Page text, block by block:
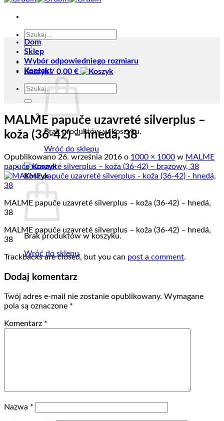
Szukaj:
Koszyk / 0,00 €
Brak produktów w koszyku.
Wróć do sklepu
Koszyk
Brak produktów w koszyku.
Wróć do sklepu
Dom
Sklep
Wybór odpowiedniego rozmiaru
Kontakt
Szukaj:
MALME papuče uzavreté silverplus –
koža (36-42) – hnedá, 38
Opublikowano 26. września 2016 o 1000 × 1000 w MALME
papuče uzavreté silverplus – koža (36-42) – brązowy, 38
MALME papuče uzavreté silverplus – koža (36-42) – hnedá,
38
MALME papuče uzavreté silverplus – koža (36-42) – hnedá,
38
Trackbacks are closed, but you can post a comment.
Dodaj komentarz
Twój adres e-mail nie zostanie opublikowany. Wymagane
pola są oznaczone *
Komentarz *
Nazwa *